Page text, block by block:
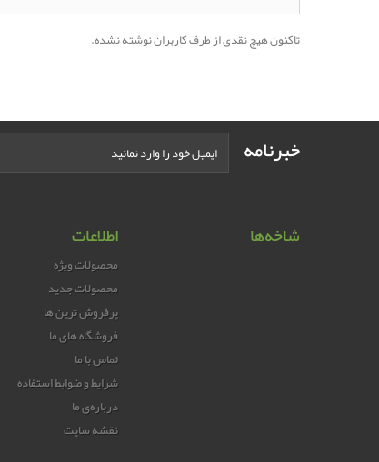
تاکنون هیچ نقدی از طرف کاربران نوشته نشده.
خبرنامه
شاخه‌ها اطلاعات
محصولات ویژه
محصولات جدید
پرفروش ترین‌ ها
فروشگاه های ما
تماس با ما
شرایط و ضوابط استفاده
درباره‌ی ما
نقشه سایت